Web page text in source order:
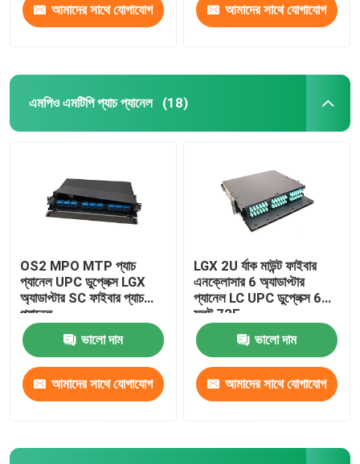
আমাদের সাথে যোগাযোগ আমাদের সাথে যোগাযোগ
এমপিও এমটিপি প্যাচ প্যানেল (18)
OS2 MPO MTP প্যাচ
প্যানেল UPC ডুপ্লেক্স LGX
অ্যাডাপ্টার SC ফাইবার প্যাচ
প্যানেল
ভালো দাম
আমাদের সাথে যোগাযোগ
LGX 2U র্যাক মাউন্ট ফাইবার
এনক্লোসার 6 অ্যাডাপ্টার
প্যানেল LC UPC ডুপ্লেক্স 6
স্লট 72F
ভালো দাম
আমাদের সাথে যোগাযোগ